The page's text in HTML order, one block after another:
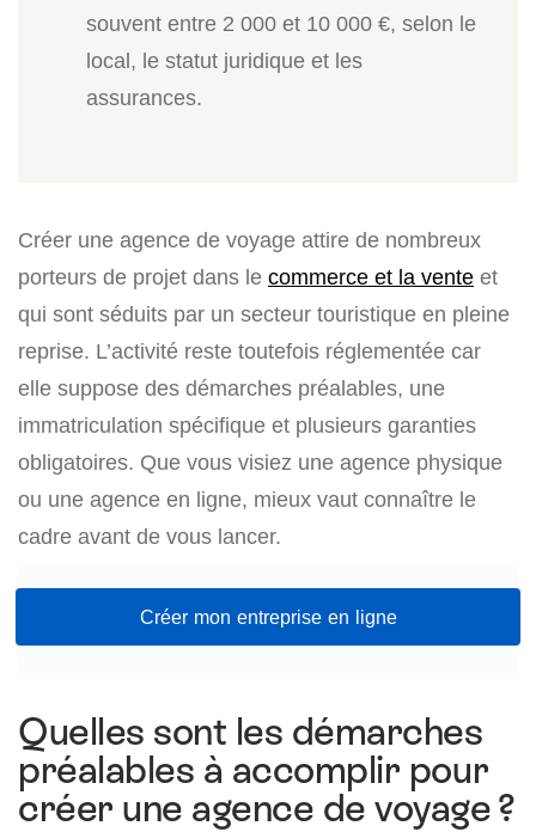
souvent entre 2 000 et 10 000 €, selon le
local, le statut juridique et les
assurances.
Créer une agence de voyage attire de nombreux
porteurs de projet dans le commerce et la vente et
qui sont séduits par un secteur touristique en pleine
reprise. L’activité reste toutefois réglementée car
elle suppose des démarches préalables, une
immatriculation spécifique et plusieurs garanties
obligatoires. Que vous visiez une agence physique
ou une agence en ligne, mieux vaut connaître le
cadre avant de vous lancer.
Créer mon entreprise en ligne
Quelles sont les démarches
préalables à accomplir pour
créer une agence de voyage ?